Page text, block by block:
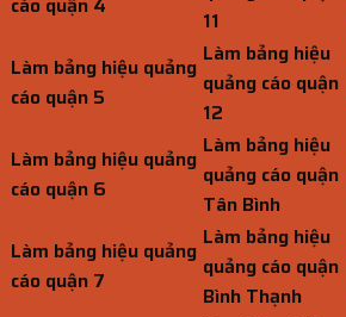
11
Làm bảng hiệu quảng
cáo quận 5
Làm bảng hiệu
quảng cáo quận
12
Làm bảng hiệu quảng
cáo quận 6
Làm bảng hiệu
quảng cáo quận
Tân Bình
Làm bảng hiệu quảng
cáo quận 7
Làm bảng hiệu
quảng cáo quận
Bình Thạnh